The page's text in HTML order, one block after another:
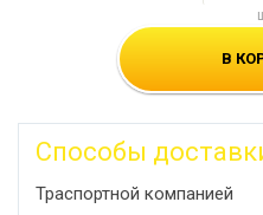
В
Способы
Траспортной компанией